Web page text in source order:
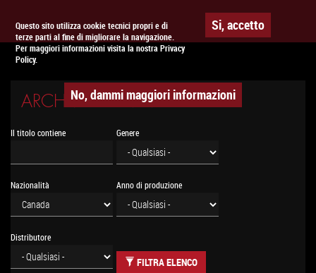
Questo sito utilizza cookie tecnici propri e di
terze parti al fine di migliorare la navigazione.
Per maggiori informazioni visita la nostra Privacy
Policy.
Si, accetto
No, dammi maggiori informazioni
APPUNTAMENTO AL CINEMA
ARCHIVIO CINEMA
Il titolo contiene Genere
Nazionalità Anno di produzione
Distributore
FILTRA ELENCO